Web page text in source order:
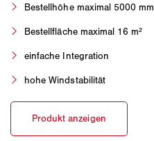
Bestellhöhe maximal 5000 mm
Bestellfläche maximal 16 m²
einfache Integration
hohe Windstabilität